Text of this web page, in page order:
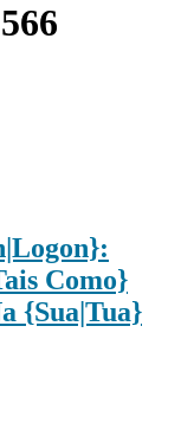
Como}
{Sua|Tua}